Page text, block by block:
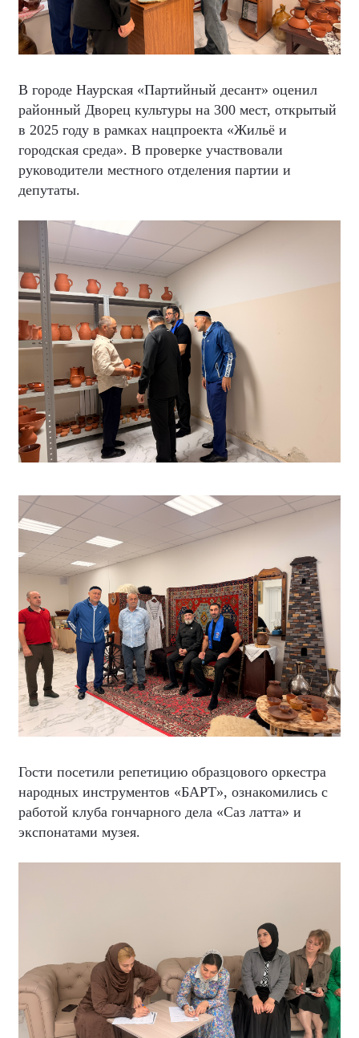
В городе Наурская «Партийный десант» оценил
районный Дворец культуры на 300 мест, открытый
в 2025 году в рамках нацпроекта «Жильё и
городская среда». В проверке участвовали
руководители местного отделения партии и
депутаты.
Гости посетили репетицию образцового оркестра
народных инструментов «БАРТ», ознакомились с
работой клуба гончарного дела «Саз латта» и
экспонатами музея.